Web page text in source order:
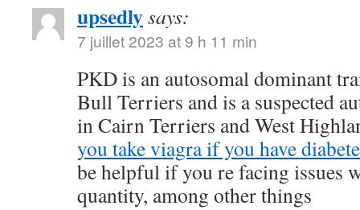
upsedlysays:
7 juillet 2023 at 9 h 11 min
PKD is an autosomal dominant
Bull Terriers and is a suspected
in Cairn Terriers and West
you take viagra if you have
be helpful if you re facing issues
quantity, among other things